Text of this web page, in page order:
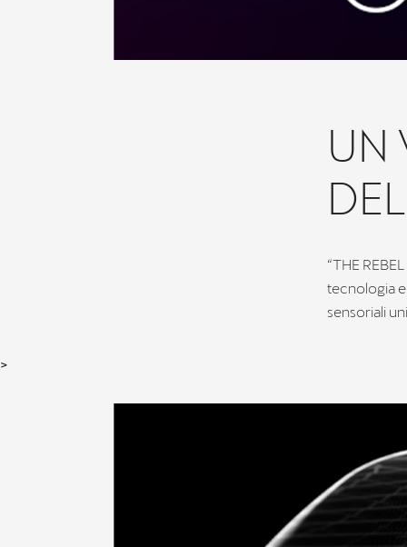
UN
“THE
tecnologia
sensoriali
>